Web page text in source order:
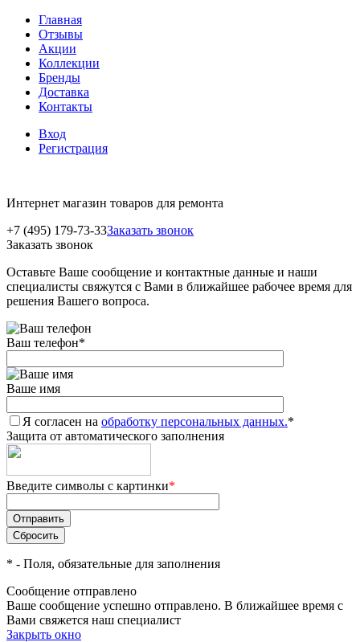
Главная
Отзывы
Акции
Коллекции
Бренды
Доставка
Контакты
Вход
Регистрация
Интернет магазин товаров для ремонта
+7 (495) 179-73-33Заказать звонок
Заказать звонок
Оставьте Ваше сообщение и контактные данные и наши
специалисты свяжутся с Вами в ближайшее рабочее время для
решения Вашего вопроса.
Ваш телефон*
Ваше имя
Я согласен на обработку персональных данных.*
Защита от автоматического заполнения
Введите символы с картинки*
* - Поля, обязательные для заполнения
Сообщение отправлено
Ваше сообщение успешно отправлено. В ближайшее время с
Вами свяжется наш специалист
Закрыть окно